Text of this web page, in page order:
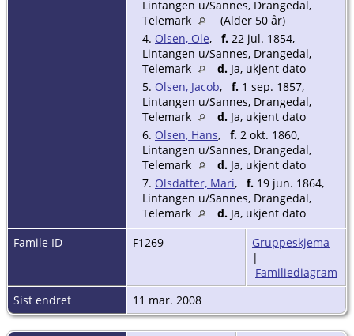
Lintangen u/Sannes, Drangedal,
Telemark
(Alder 50 år)
4. Olsen, Ole, f. 22 jul. 1854,
Lintangen u/Sannes, Drangedal,
Telemark
d. Ja, ukjent dato
5. Olsen, Jacob, f. 1 sep. 1857,
Lintangen u/Sannes, Drangedal,
Telemark
d. Ja, ukjent dato
6. Olsen, Hans, f. 2 okt. 1860,
Lintangen u/Sannes, Drangedal,
Telemark
d. Ja, ukjent dato
7. Olsdatter, Mari, f. 19 jun. 1864,
Lintangen u/Sannes, Drangedal,
Telemark
d. Ja, ukjent dato
Famile ID
F1269
Gruppeskjema
|
Familiediagram
Sist endret
11 mar. 2008